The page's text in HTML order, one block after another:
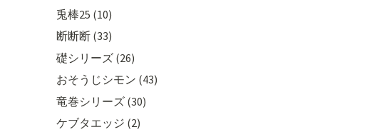
兎棒25 (10)
断断断 (33)
礎シリーズ (26)
おそうじシモン (43)
竜巻シリーズ (30)
ケブタエッジ (2)